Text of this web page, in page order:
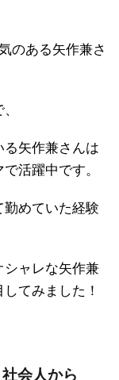
のある矢作兼さ
矢作兼さんは
活躍中です。
めていた経験
シャレな矢作兼
てみました！
会人から